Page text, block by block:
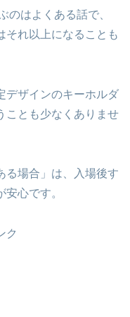
のはよくある話で、
それ以上になることも
デザインのキーホルダ
ことも少なくありませ
る場合」は、入場後す
心です。
ク